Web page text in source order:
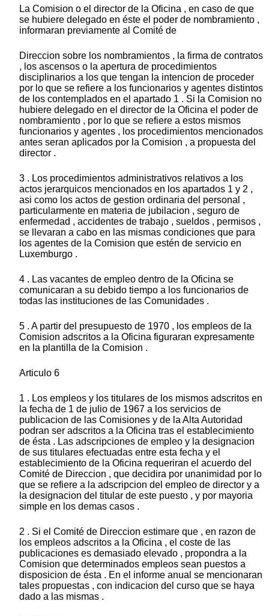
La Comision o el director de la Oficina , en caso de que
se hubiere delegado en éste el poder de nombramiento ,
informaran previamente al Comité de
Direccion sobre los nombramientos , la firma de contratos
, los ascensos o la apertura de procedimientos
disciplinarios a los que tengan la intencion de proceder
por lo que se refiere a los funcionarios y agentes distintos
de los contemplados en el apartado 1 . Si la Comision no
hubiere delegado en el director de la Oficina el poder de
nombramiento , por lo que se refiere a estos mismos
funcionarios y agentes , los procedimientos mencionados
antes seran aplicados por la Comision , a propuesta del
director .
3 . Los procedimientos administrativos relativos a los
actos jerarquicos mencionados en los apartados 1 y 2 ,
asi como los actos de gestion ordinaria del personal ,
particularmente en materia de jubilacion , seguro de
enfermedad , accidentes de trabajo , sueldos , permisos ,
se llevaran a cabo en las mismas condiciones que para
los agentes de la Comision que estén de servicio en
Luxemburgo .
4 . Las vacantes de empleo dentro de la Oficina se
comunicaran a su debido tiempo a los funcionarios de
todas las instituciones de las Comunidades .
5 . A partir del presupuesto de 1970 , los empleos de la
Comision adscritos a la Oficina figuraran expresamente
en la plantilla de la Comision .
Articulo 6
1 . Los empleos y los titulares de los mismos adscritos en
la fecha de 1 de julio de 1967 a los servicios de
publicacion de las Comisiones y de la Alta Autoridad
podran ser adscritos a la Oficina tras el establecimiento
de ésta . Las adscripciones de empleo y la designacion
de sus titulares efectuadas entre esta fecha y el
establecimiento de la Oficina requeriran el acuerdo del
Comité de Direccion , que decidira por unanimidad por lo
que se refiere a la adscripcion del empleo de director y a
la designacion del titular de este puesto , y por mayoria
simple en los demas casos .
2 . Si el Comité de Direccion estimare que , en razon de
los empleos adscritos a la Oficina , el coste de las
publicaciones es demasiado elevado , propondra a la
Comision que determinados empleos sean puestos a
disposicion de ésta . En el informe anual se mencionaran
tales propuestas , con indicacion del curso que se haya
dado a las mismas .